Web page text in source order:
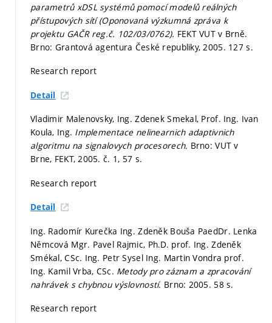
parametrů xDSL systémů pomocí modelů reálných
přístupových sítí (Oponovaná výzkumná zpráva k
projektu GAČR reg.č. 102/03/0762). FEKT VUT v Brně.
Brno: Grantová agentura České republiky, 2005. 127 s.
Research report
Detail
Vladimir Malenovsky, Ing. Zdenek Smekal, Prof. Ing. Ivan
Koula, Ing. Implementace nelinearnich adaptivnich
algoritmu na signalovych procesorech. Brno: VUT v
Brne, FEKT, 2005. č. 1, 57 s.
Research report
Detail
Ing. Radomír Kurečka Ing. Zdeněk Bouša PaedDr. Lenka
Němcová Mgr. Pavel Rajmic, Ph.D. prof. Ing. Zdeněk
Smékal, CSc. Ing. Petr Sysel Ing. Martin Vondra prof.
Ing. Kamil Vrba, CSc. Metody pro záznam a zpracování
nahrávek s chybnou výslovností. Brno: 2005. 58 s.
Research report